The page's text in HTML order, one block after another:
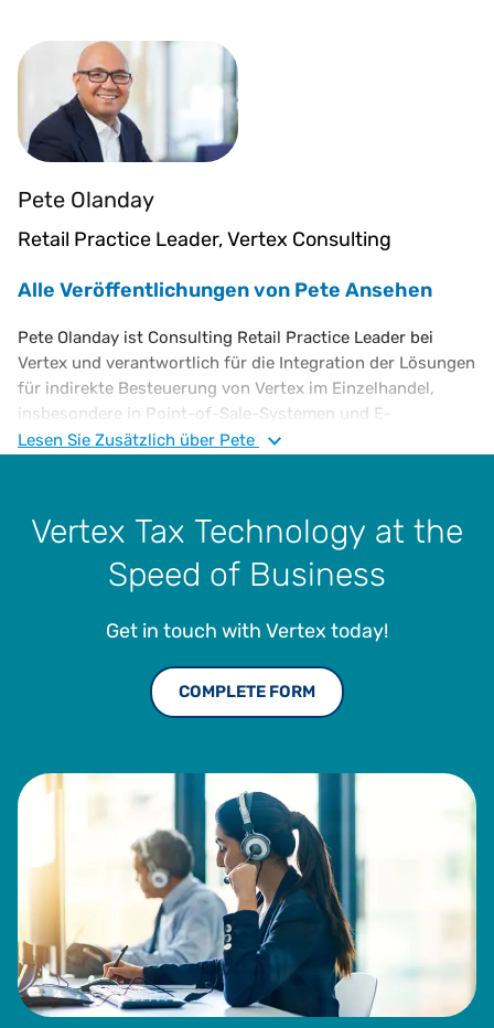
Pete Olanday
Retail Practice Leader, Vertex Consulting
Alle Veröffentlichungen von Pete Ansehen
Pete Olanday ist Consulting Retail Practice Leader bei
Vertex und verantwortlich für die Integration der Lösungen
für indirekte Besteuerung von Vertex im Einzelhandel,
insbesondere in Point-of-Sale-Systemen und E-
Commerce-Plattformen. Bevor er zu Vertex kam, arbeitete
Mellon University.
Lesen Sie Zusätzlich über Pete
Vertex Tax Technology at the
Speed of Business
Get in touch with Vertex today!
COMPLETE FORM